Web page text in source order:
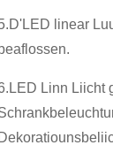
linear
beaflossen.
Linn Liicht